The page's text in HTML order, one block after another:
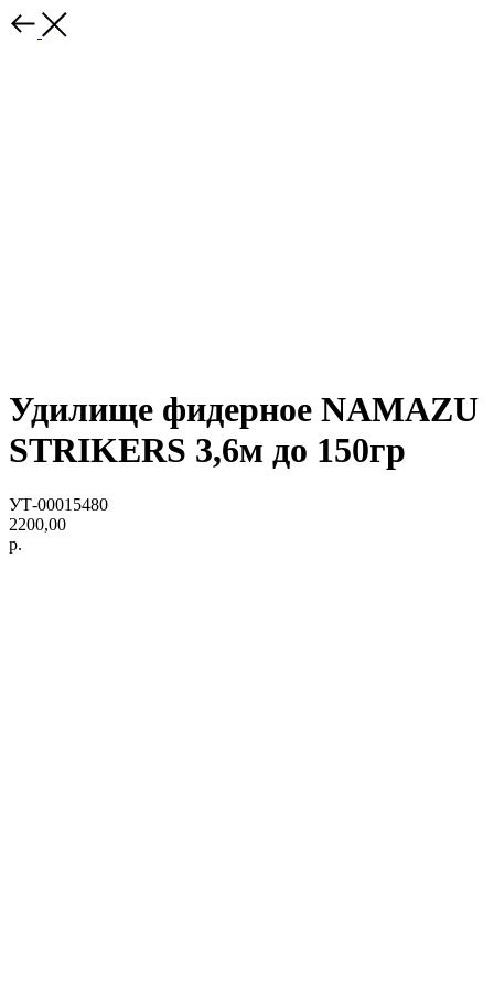
Удилище фидерное NAMAZU
STRIKERS 3,6м до 150гр
УТ-00015480
2200,00
р.